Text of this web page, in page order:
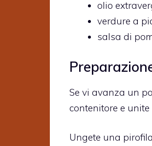
olio
verdure a
salsa di
Se vi avanza un
contenitore e
Ungete una